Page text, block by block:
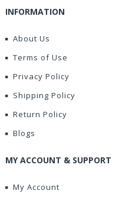
INFORMATION
About Us
Terms of Use
Privacy Policy
Shipping Policy
Return Policy
Blogs
MY ACCOUNT & SUPPORT
My Account